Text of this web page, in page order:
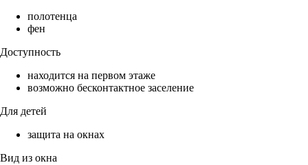
полотенца
фен
Доступность
находится на первом этаже
возможно бесконтактное заселение
Для детей
защита на окнах
Вид из окна